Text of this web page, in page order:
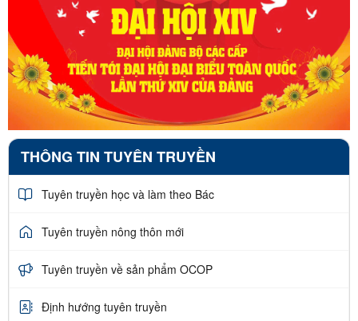
THÔNG TIN TUYÊN TRUYỀN
Tuyên truyền học và làm theo Bác
Tuyên truyền nông thôn mới
Tuyên truyền về sản phẩm OCOP
Định hướng tuyên truyền